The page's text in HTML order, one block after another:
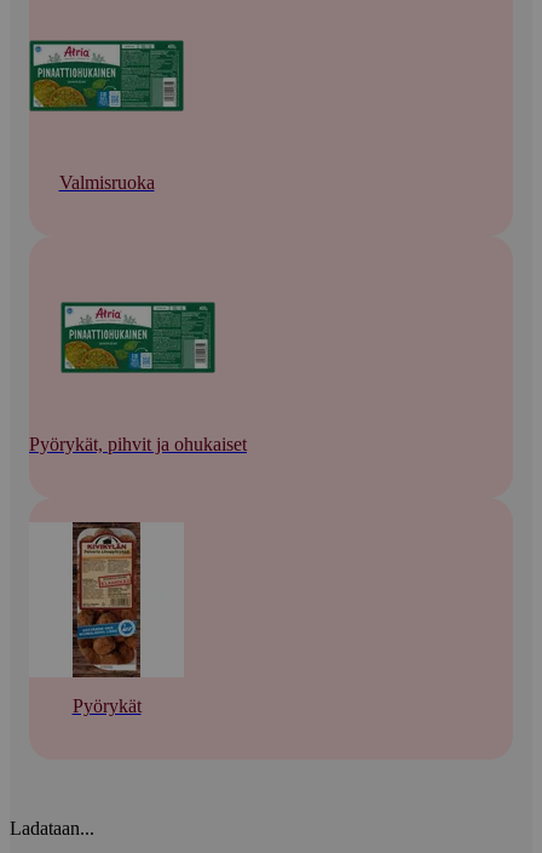
Valmisruoka
Pyörykät, pihvit ja ohukaiset
Pyörykät
Ladataan...